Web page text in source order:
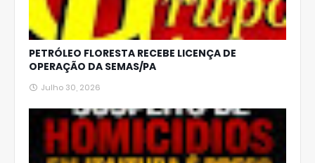
PETRÓLEO FLORESTA RECEBE LICENÇA DE
OPERAÇÃO DA SEMAS/PA
Julho 30, 2026